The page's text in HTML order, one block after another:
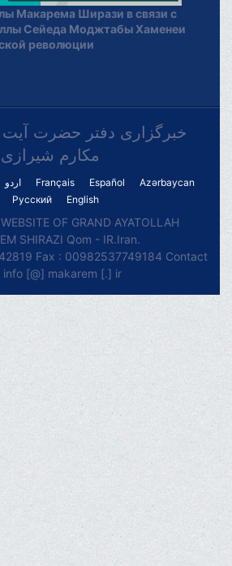
Макарема Ширази в связи с
Сейеда Моджтабы Хаменеи
революции
خبرگزاری دفتر حضرت آیت
مکارم شیرازی
اردو Français Español
Azərbaycan
Русский
English
OF GRAND AYATOLLAH
SHIRAZI Qom - IR.Iran.
Fax : 00982537749184 Contact
info [@] makarem [.] ir